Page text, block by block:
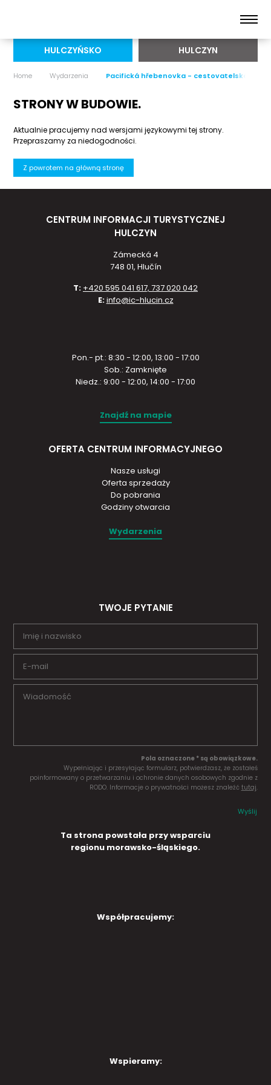
HULCZYŃSKO HULCZYN
Home Wydarzenia Pacifická hřebenovka - cestovatelská
STRONY W BUDOWIE.
Aktualnie pracujemy nad wersjami językowymi tej strony.
Przepraszamy za niedogodności.
Z powrotem na główną stronę
CENTRUM INFORMACJI TURYSTYCZNEJ
HULCZYN
Zámecká 4
748 01, Hlučín
T: +420 595 041 617, 737 020 042
E:info@ic-hlucin.cz
Pon.- pt.: 8:30 - 12:00, 13:00 - 17:00
Sob.: Zamknięte
Niedz.: 9:00 - 12:00, 14:00 - 17:00
Znajdź na mapie
OFERTA CENTRUM INFORMACYJNEGO
Nasze usługi
Oferta sprzedaży
Do pobrania
Godziny otwarcia
Wydarzenia
TWOJE PYTANIE
Pola oznaczone * są obowiązkowe.
Wypełniając i przesyłając formularz, potwierdzasz, że zostałeś
poinformowany o przetwarzaniu i ochronie danych osobowych zgodnie z
RODO. Informacje o prywatności możesz znaleźć tutaj.
Wyślij
Ta strona powstała przy wsparciu
regionu morawsko-śląskiego.
Współpracujemy:
Wspieramy: